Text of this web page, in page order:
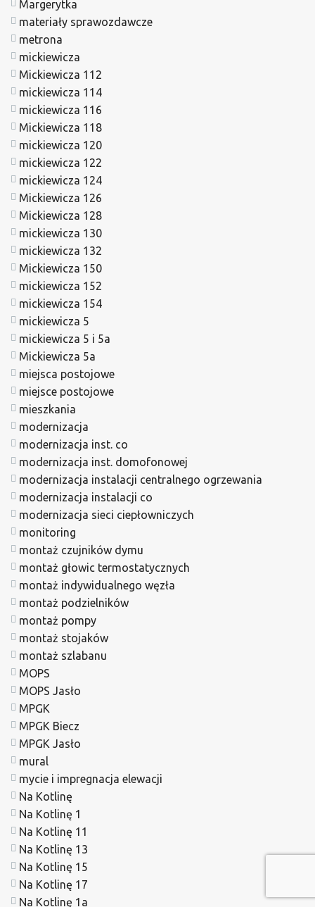
Margerytka
materiały sprawozdawcze
metrona
mickiewicza
Mickiewicza 112
mickiewicza 114
mickiewicza 116
Mickiewicza 118
mickiewicza 120
mickiewicza 122
mickiewicza 124
Mickiewicza 126
Mickiewicza 128
mickiewicza 130
mickiewicza 132
Mickiewicza 150
mickiewicza 152
mickiewicza 154
mickiewicza 5
mickiewicza 5 i 5a
Mickiewicza 5a
miejsca postojowe
miejsce postojowe
mieszkania
modernizacja
modernizacja inst. co
modernizacja inst. domofonowej
modernizacja instalacji centralnego ogrzewania
modernizacja instalacji co
modernizacja sieci ciepłowniczych
monitoring
montaż czujników dymu
montaż głowic termostatycznych
montaż indywidualnego węzła
montaż podzielników
montaż pompy
montaż stojaków
montaż szlabanu
MOPS
MOPS Jasło
MPGK
MPGK Biecz
MPGK Jasło
mural
mycie i impregnacja elewacji
Na Kotlinę
Na Kotlinę 1
Na Kotlinę 11
Na Kotlinę 13
Na Kotlinę 15
Na Kotlinę 17
Na Kotlinę 1a